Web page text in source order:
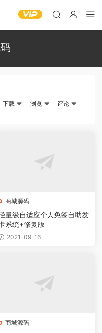
下载 浏览
评论
商城源码
量级自适应个人免签自助发
系统+修复版
2021-09-16
商城源码